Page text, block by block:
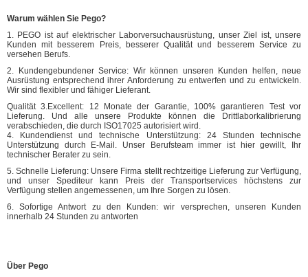
Warum wählen Sie Pego?
1. PEGO ist auf elektrischer Laborversuchausrüstung, unser Ziel ist, unsere
Kunden mit besserem Preis, besserer Qualität und besserem Service zu
versehen Berufs.
2. Kundengebundener Service: Wir können unseren Kunden helfen, neue
Ausrüstung entsprechend ihrer Anforderung zu entwerfen und zu entwickeln.
Wir sind flexibler und fähiger Lieferant.
Qualität 3.Excellent: 12 Monate der Garantie, 100% garantieren Test vor
Lieferung. Und alle unsere Produkte können die Drittlaborkalibrierung
verabschieden, die durch ISO17025 autorisiert wird.
4. Kundendienst und technische Unterstützung: 24 Stunden technische
Unterstützung durch E-Mail. Unser Berufsteam immer ist hier gewillt, Ihr
technischer Berater zu sein.
5. Schnelle Lieferung: Unsere Firma stellt rechtzeitige Lieferung zur Verfügung,
und unser Spediteur kann Preis der Transportservices höchstens zur
Verfügung stellen angemessenen, um Ihre Sorgen zu lösen.
6. Sofortige Antwort zu den Kunden: wir versprechen, unseren Kunden
innerhalb 24 Stunden zu antworten
Über Pego